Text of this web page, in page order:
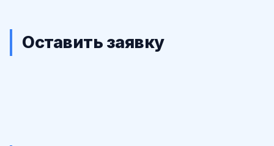
Оставить заявку